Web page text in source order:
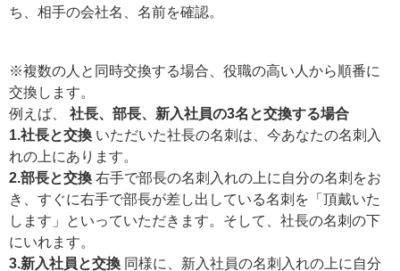
ち、相手の会社名、名前を確認。
※複数の人と同時交換する場合、役職の高い人から順番に
交換します。
例えば、 社長、部長、新入社員の3名と交換する場合
1.社長と交換 いただいた社長の名刺は、今あなたの名刺入
れの上にあります。
2.部長と交換 右手で部長の名刺入れの上に自分の名刺をお
き、すぐに右手で部長が差し出している名刺を「頂戴いた
します」といっていただきます。そして、社長の名刺の下
にいれます。
3.新入社員と交換 同様に、新入社員の名刺入れの上に自分